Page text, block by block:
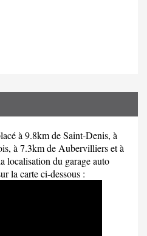
à 9.8km de Saint-Denis, à
à 7.3km de Aubervilliers et à
localisation du garage auto
la carte ci-dessous :